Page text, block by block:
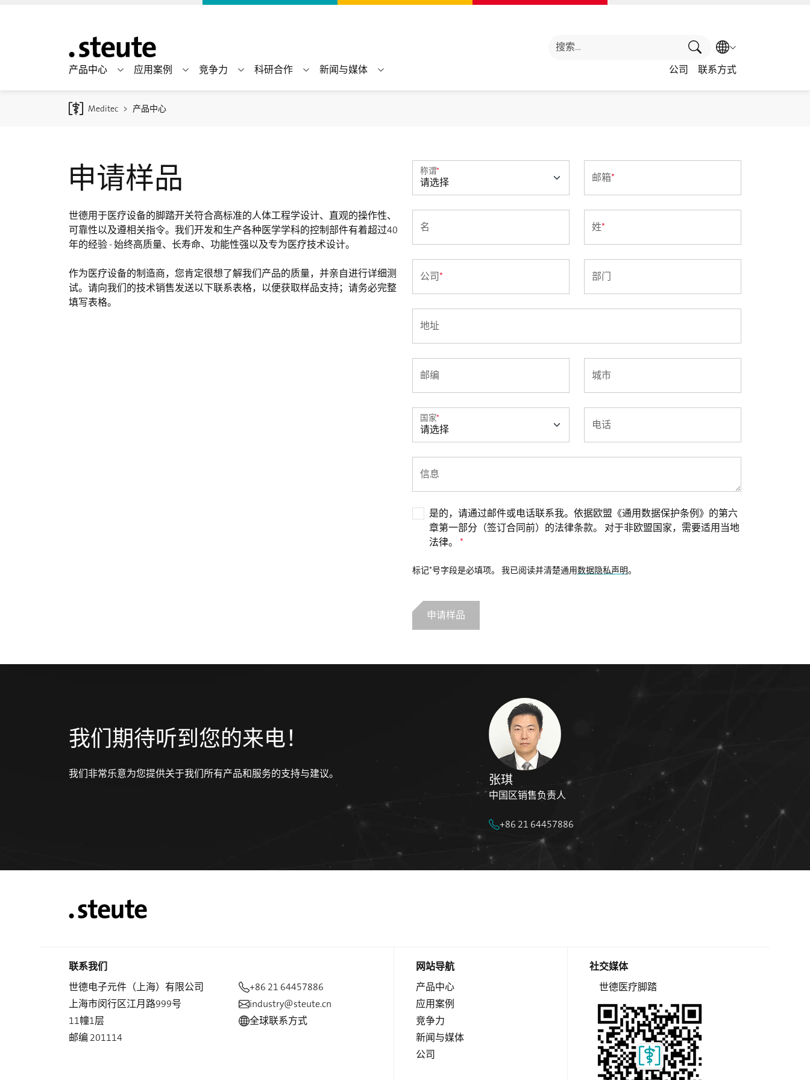
搜索
选择语言
产品中心
应用案例 竞争力 科研合作 新闻与媒体 公司 联系方式
Meditec 产品中心
申请样品
世德用于医疗设备的脚踏开关符合高标准的人体工程学设计、直观的操作性、
可靠性以及遵相关指令。我们开发和生产各种医学学科的控制部件有着超过40
年的经验 - 始终高质量、长寿命、功能性强以及专为医疗技术设计。
作为医疗设备的制造商，您肯定很想了解我们产品的质量，并亲自进行详细测
试。请向我们的技术销售发送以下联系表格，以便获取样品支持；请务必完整
填写表格。
称谓*
邮箱*
名 姓*
公司* 部门
地址
邮编 城市
国家*
电话
信息
是的，请通过邮件或电话联系我。依据欧盟《通用数据保护条例》的第六
章第一部分（签订合同前）的法律条款。 对于非欧盟国家，需要适用当地
法律。 *
标记*号字段是必填项。 我已阅读并清楚通用数据隐私声明。
我们期待听到您的来电！
我们非常乐意为您提供关于我们所有产品和服务的支持与建议。 张琪
中国区销售负责人
+86 21 64457886
联系我们
世德电子元件（上海）有限公司
上海市闵行区江月路999号
11幢1层
邮编 201114
+86 21 64457886
industry@steute.cn
全球联系方式
网站导航
产品中心
应用案例
竞争力
新闻与媒体
公司
社交媒体
世德医疗脚踏